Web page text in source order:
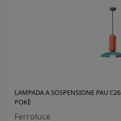
LAMPADA A SOSPENSIONE PAU
POKÈ
Ferroluce